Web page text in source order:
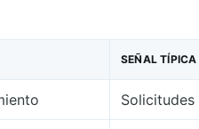
SEÑAL TÍPICA